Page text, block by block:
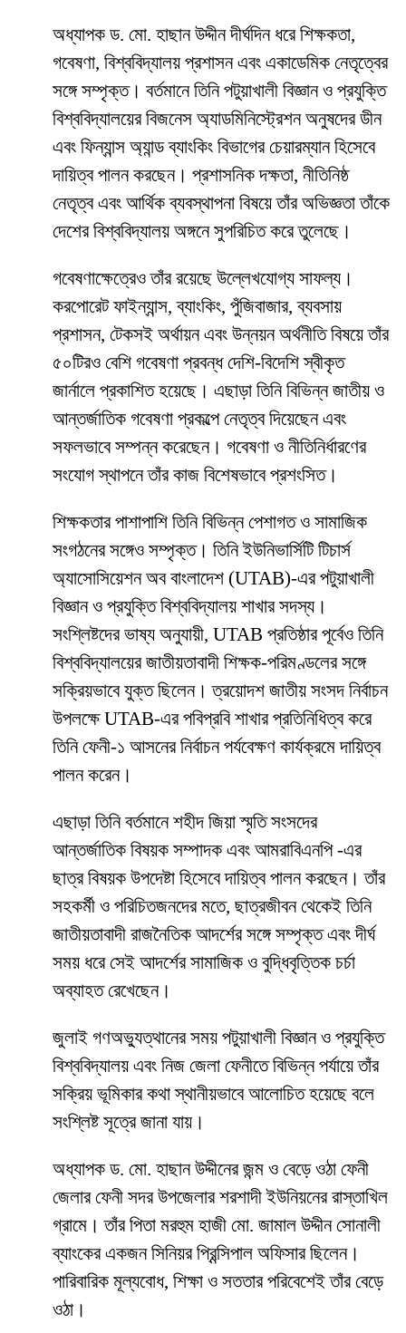
অধ্যাপক ড. মো. হাছান উদ্দীন দীর্ঘদিন ধরে শিক্ষকতা,
গবেষণা, বিশ্ববিদ্যালয় প্রশাসন এবং একাডেমিক নেতৃত্বের
সঙ্গে সম্পৃক্ত। বর্তমানে তিনি পটুয়াখালী বিজ্ঞান ও প্রযুক্তি
বিশ্ববিদ্যালয়ের বিজনেস অ্যাডমিনিস্ট্রেশন অনুষদের ডীন
এবং ফিন্যান্স অ্যান্ড ব্যাংকিং বিভাগের চেয়ারম্যান হিসেবে
দায়িত্ব পালন করছেন। প্রশাসনিক দক্ষতা, নীতিনিষ্ঠ
নেতৃত্ব এবং আর্থিক ব্যবস্থাপনা বিষয়ে তাঁর অভিজ্ঞতা তাঁকে
দেশের বিশ্ববিদ্যালয় অঙ্গনে সুপরিচিত করে তুলেছে।
গবেষণাক্ষেত্রেও তাঁর রয়েছে উল্লেখযোগ্য সাফল্য।
করপোরেট ফাইন্যান্স, ব্যাংকিং, পুঁজিবাজার, ব্যবসায়
প্রশাসন, টেকসই অর্থায়ন এবং উন্নয়ন অর্থনীতি বিষয়ে তাঁর
৫০টিরও বেশি গবেষণা প্রবন্ধ দেশি-বিদেশি স্বীকৃত
জার্নালে প্রকাশিত হয়েছে। এছাড়া তিনি বিভিন্ন জাতীয় ও
আন্তর্জাতিক গবেষণা প্রকল্পে নেতৃত্ব দিয়েছেন এবং
সফলভাবে সম্পন্ন করেছেন। গবেষণা ও নীতিনির্ধারণের
সংযোগ স্থাপনে তাঁর কাজ বিশেষভাবে প্রশংসিত।
শিক্ষকতার পাশাপাশি তিনি বিভিন্ন পেশাগত ও সামাজিক
সংগঠনের সঙ্গেও সম্পৃক্ত। তিনি ইউনিভার্সিটি টিচার্স
অ্যাসোসিয়েশন অব বাংলাদেশ (UTAB)-এর পটুয়াখালী
বিজ্ঞান ও প্রযুক্তি বিশ্ববিদ্যালয় শাখার সদস্য।
সংশ্লিষ্টদের ভাষ্য অনুযায়ী, UTAB প্রতিষ্ঠার পূর্বেও তিনি
বিশ্ববিদ্যালয়ের জাতীয়তাবাদী শিক্ষক-পরিমণ্ডলের সঙ্গে
সক্রিয়ভাবে যুক্ত ছিলেন। ত্রয়োদশ জাতীয় সংসদ নির্বাচন
উপলক্ষে UTAB-এর পবিপ্রবি শাখার প্রতিনিধিত্ব করে
তিনি ফেনী-১ আসনের নির্বাচন পর্যবেক্ষণ কার্যক্রমে দায়িত্ব
পালন করেন।
এছাড়া তিনি বর্তমানে শহীদ জিয়া স্মৃতি সংসদের
আন্তর্জাতিক বিষয়ক সম্পাদক এবং আমরাবিএনপি -এর
ছাত্র বিষয়ক উপদেষ্টা হিসেবে দায়িত্ব পালন করছেন। তাঁর
সহকর্মী ও পরিচিতজনদের মতে, ছাত্রজীবন থেকেই তিনি
জাতীয়তাবাদী রাজনৈতিক আদর্শের সঙ্গে সম্পৃক্ত এবং দীর্ঘ
সময় ধরে সেই আদর্শের সামাজিক ও বুদ্ধিবৃত্তিক চর্চা
অব্যাহত রেখেছেন।
জুলাই গণঅভ্যুত্থানের সময় পটুয়াখালী বিজ্ঞান ও প্রযুক্তি
বিশ্ববিদ্যালয় এবং নিজ জেলা ফেনীতে বিভিন্ন পর্যায়ে তাঁর
সক্রিয় ভূমিকার কথা স্থানীয়ভাবে আলোচিত হয়েছে বলে
সংশ্লিষ্ট সূত্রে জানা যায়।
অধ্যাপক ড. মো. হাছান উদ্দীনের জন্ম ও বেড়ে ওঠা ফেনী
জেলার ফেনী সদর উপজেলার শরশাদী ইউনিয়নের রাস্তাখিল
গ্রামে। তাঁর পিতা মরহুম হাজী মো. জামাল উদ্দীন সোনালী
ব্যাংকের একজন সিনিয়র প্রিন্সিপাল অফিসার ছিলেন।
পারিবারিক মূল্যবোধ, শিক্ষা ও সততার পরিবেশেই তাঁর বেড়ে
ওঠা।